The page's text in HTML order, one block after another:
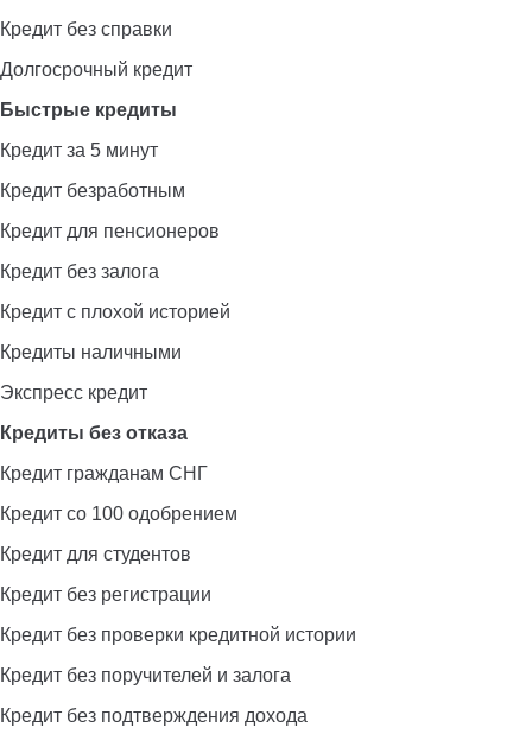
Кредит без справки
Долгосрочный кредит
Быстрые кредиты
Кредит за 5 минут
Кредит безработным
Кредит для пенсионеров
Кредит без залога
Кредит с плохой историей
Кредиты наличными
Экспресс кредит
Кредиты без отказа
Кредит гражданам СНГ
Кредит со 100 одобрением
Кредит для студентов
Кредит без регистрации
Кредит без проверки кредитной истории
Кредит без поручителей и залога
Кредит без подтверждения дохода